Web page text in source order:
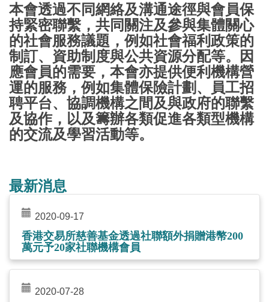
本會透過不同網絡及溝通途徑與會員保
持緊密聯繫，共同關注及參與集體關心
的社會服務議題，例如社會福利政策的
制訂、資助制度與公共資源分配等。因
應會員的需要，本會亦提供便利機構營
運的服務，例如集體保險計劃、員工招
聘平台、協調機構之間及與政府的聯繫
及協作，以及籌辦各類促進各類型機構
的交流及學習活動等。
最新消息
2020-09-17
香港交易所慈善基金透過社聯額外捐贈港幣200
萬元予20家社聯機構會員
2020-07-28